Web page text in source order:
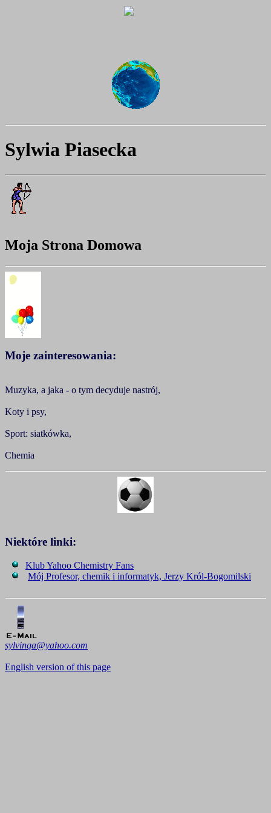
Sylwia Piasecka
Moja Strona Domowa
Moje zainteresowania:
Muzyka, a jaka - o tym decyduje nastrój,
Koty i psy,
Sport: siatkówka,
Chemia
Niektóre linki:
Klub Yahoo Chemistry Fans
Mój Profesor, chemik i informatyk, Jerzy Król-Bogomilski
sylvinqa@yahoo.com
English version of this page